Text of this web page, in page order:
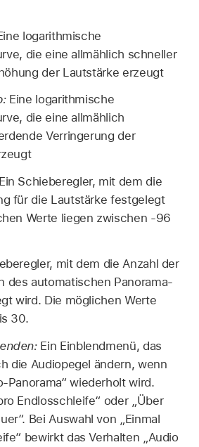
logarithmische
die eine allmählich schneller
der Lautstärke erzeugt
Eine logarithmische
die eine allmählich
Verringerung der
Schieberegler, mit dem die
für die Lautstärke festgelegt
Werte liegen zwischen -96
mit dem die Anzahl der
des automatischen Panorama-
wird. Die möglichen Werte
30.
Ein Einblendmenü, das
die Audiopegel ändern, wenn
Panorama“ wiederholt wird.
Endlosschleife“ oder „Über
Bei Auswahl von „Einmal
bewirkt das Verhalten „Audio